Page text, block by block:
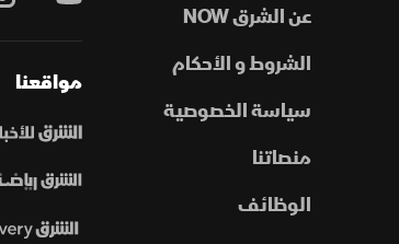
عن الشرق NOW
الشروط و الأحكام
سياسة الخصوصية
منصاتنا
الوظائف
مواقعنا